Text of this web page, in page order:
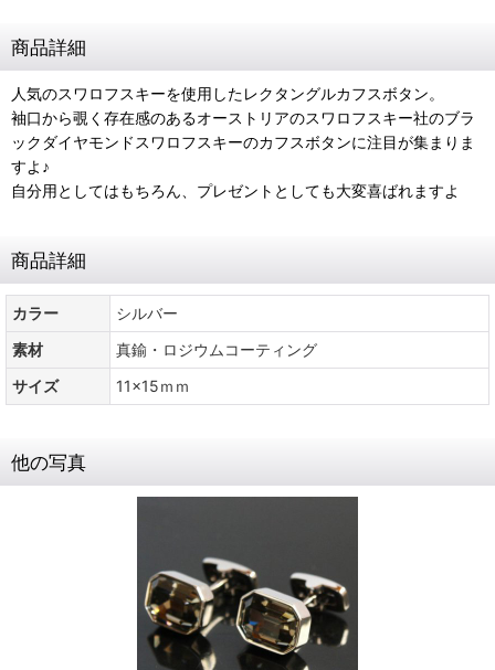
商品詳細
人気のスワロフスキーを使用したレクタングルカフスボタン。
袖口から覗く存在感のあるオーストリアのスワロフスキー社のブラ
ックダイヤモンドスワロフスキーのカフスボタンに注目が集まりま
すよ♪
自分用としてはもちろん、プレゼントとしても大変喜ばれますよ
商品詳細
カラー
シルバー
素材
真鍮・ロジウムコーティング
サイズ
11x15ｍｍ
他の写真